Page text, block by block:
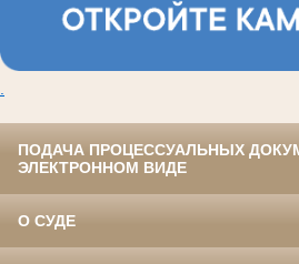
ПОДАЧА ПРОЦЕССУАЛЬНЫХ
ЭЛЕКТРОННОМ ВИДЕ
О СУДЕ